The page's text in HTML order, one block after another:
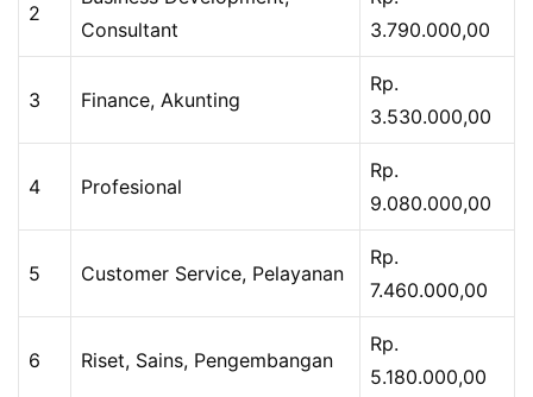
2
Consultant
3.790.000,00
3 Finance, Akunting
Rp.
3.530.000,00
4 Profesional
Rp.
9.080.000,00
5 Customer Service, Pelayanan
Rp.
7.460.000,00
6 Riset, Sains, Pengembangan
Rp.
5.180.000,00